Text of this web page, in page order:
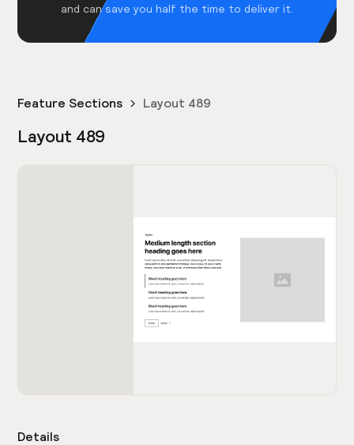
and can save you half the time to deliver it.
Feature Sections Layout 489
Layout 489
Details